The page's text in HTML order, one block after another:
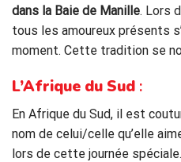
dans la Baie de Manille. Lors
tous les amoureux présents
moment. Cette tradition se
L’Afrique du Sud :
En Afrique du Sud, il est
nom de celui/celle qu’elle
lors de cette journée spéciale.